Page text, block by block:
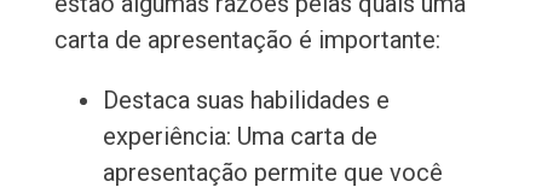
carta de apresentação é importante:
Destaca suas habilidades e
experiência: Uma carta de
apresentação permite que você